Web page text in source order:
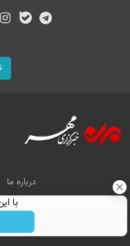
درباره ما
under a Creative Commons
License.
با